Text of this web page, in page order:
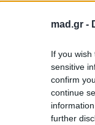
mad.gr -
If you
sensitive
confirm
continue
further